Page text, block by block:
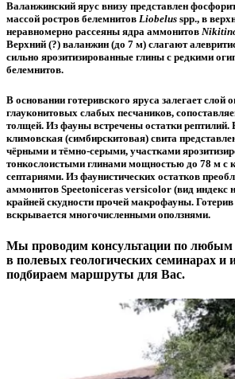
Валанжинский ярус внизу представлен
массой ростров белемнитов Liobelus spp., в
неравномерно рассеяны ядра аммонитов
Верхний (?) валанжин (до 7 м) слагают
сильно ярозитизированные глины с редкими
белемнитов.
В основании готеривского яруса залегает слой
глауконитовых слабых песчаников,
толщей. Из фауны встречены остатки
климовская (симбирскитовая) свита
чёрными и тёмно-серыми, участками
тонкослоистыми глинами мощностью до 78 м с
септариями. Из фаунистических остатков
аммонитов Speetoniceras versicolor (вид индекс
крайней скудности прочей макрофауны.
вскрывается многочисленными оползнями.
Мы проводим консультации по любым
в полевых геологических семинарах и
подбираем маршруты для Вас.